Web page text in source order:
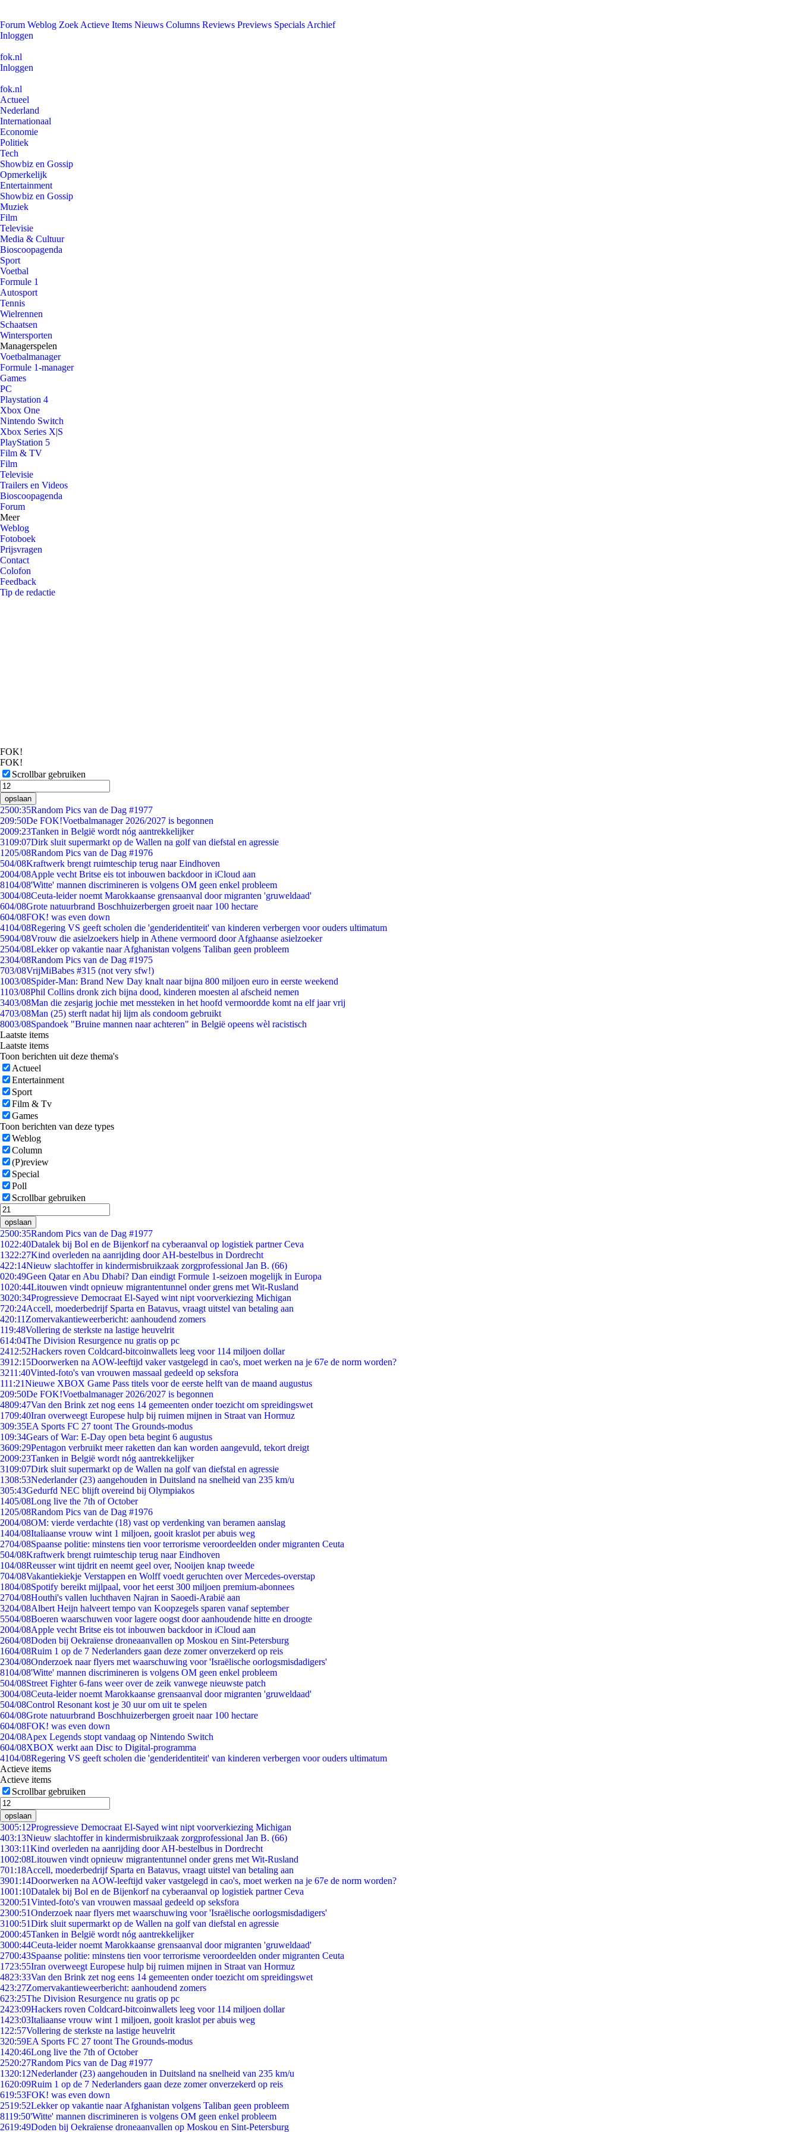
Forum Weblog Zoek Actieve Items Nieuws Columns Reviews Previews Specials Archief
Inloggen
fok.nl
Inloggen
fok.nl
Actueel
Nederland
Internationaal
Economie
Politiek
Tech
Showbiz en Gossip
Opmerkelijk
Entertainment
Showbiz en Gossip
Muziek
Film
Televisie
Media & Cultuur
Bioscoopagenda
Sport
Voetbal
Formule 1
Autosport
Tennis
Wielrennen
Schaatsen
Wintersporten
Managerspelen
Voetbalmanager
Formule 1-manager
Games
PC
Playstation 4
Xbox One
Nintendo Switch
Xbox Series X|S
PlayStation 5
Film & TV
Film
Televisie
Trailers en Videos
Bioscoopagenda
Forum
Meer
Weblog
Fotoboek
Prijsvragen
Contact
Colofon
Feedback
Tip de redactie
FOK!
FOK!
Scrollbar gebruiken
opslaan
2500:35Random Pics van de Dag #1977
209:50De FOK!Voetbalmanager 2026/2027 is begonnen
2009:23Tanken in België wordt nóg aantrekkelijker
3109:07Dirk sluit supermarkt op de Wallen na golf van diefstal en agressie
1205/08Random Pics van de Dag #1976
504/08Kraftwerk brengt ruimteschip terug naar Eindhoven
2004/08Apple vecht Britse eis tot inbouwen backdoor in iCloud aan
8104/08'Witte' mannen discrimineren is volgens OM geen enkel probleem
3004/08Ceuta-leider noemt Marokkaanse grensaanval door migranten 'gruweldaad'
604/08Grote natuurbrand Boschhuizerbergen groeit naar 100 hectare
604/08FOK! was even down
4104/08Regering VS geeft scholen die 'genderidentiteit' van kinderen verbergen voor ouders ultimatum
5904/08Vrouw die asielzoekers hielp in Athene vermoord door Afghaanse asielzoeker
2504/08Lekker op vakantie naar Afghanistan volgens Taliban geen probleem
2304/08Random Pics van de Dag #1975
703/08VrijMiBabes #315 (not very sfw!)
1003/08Spider-Man: Brand New Day knalt naar bijna 800 miljoen euro in eerste weekend
1103/08Phil Collins dronk zich bijna dood, kinderen moesten al afscheid nemen
3403/08Man die zesjarig jochie met messteken in het hoofd vermoordde komt na elf jaar vrij
4703/08Man (25) sterft nadat hij lijm als condoom gebruikt
8003/08Spandoek "Bruine mannen naar achteren" in België opeens wèl racistisch
Laatste items
Laatste items
Toon berichten uit deze thema's
Actueel
Entertainment
Sport
Film & Tv
Games
Toon berichten van deze types
Weblog
Column
(P)review
Special
Poll
Scrollbar gebruiken
opslaan
2500:35Random Pics van de Dag #1977
1022:40Datalek bij Bol en de Bijenkorf na cyberaanval op logistiek partner Ceva
1322:27Kind overleden na aanrijding door AH-bestelbus in Dordrecht
422:14Nieuw slachtoffer in kindermisbruikzaak zorgprofessional Jan B. (66)
020:49Geen Qatar en Abu Dhabi? Dan eindigt Formule 1-seizoen mogelijk in Europa
1020:44Litouwen vindt opnieuw migrantentunnel onder grens met Wit-Rusland
3020:34Progressieve Democraat El-Sayed wint nipt voorverkiezing Michigan
720:24Accell, moederbedrijf Sparta en Batavus, vraagt uitstel van betaling aan
420:11 Zomervakantieweerbericht: aanhoudend zomers
119:48Vollering de sterkste na lastige heuvelrit
614:04The Division Resurgence nu gratis op pc
2412:52Hackers roven Coldcard-bitcoinwallets leeg voor 114 miljoen dollar
3912:15Doorwerken na AOW-leeftijd vaker vastgelegd in cao's, moet werken na je 67e de norm worden?
3211:40Vinted-foto's van vrouwen massaal gedeeld op seksfora
111:21Nieuwe XBOX Game Pass titels voor de eerste helft van de maand augustus
209:50De FOK!Voetbalmanager 2026/2027 is begonnen
4809:47Van den Brink zet nog eens 14 gemeenten onder toezicht om spreidingswet
1709:40Iran overweegt Europese hulp bij ruimen mijnen in Straat van Hormuz
309:35EA Sports FC 27 toont The Grounds-modus
109:34Gears of War: E-Day open beta begint 6 augustus
3609:29Pentagon verbruikt meer raketten dan kan worden aangevuld, tekort dreigt
2009:23Tanken in België wordt nóg aantrekkelijker
3109:07Dirk sluit supermarkt op de Wallen na golf van diefstal en agressie
1308:53Nederlander (23) aangehouden in Duitsland na snelheid van 235 km/u
305:43Gedurfd NEC blijft overeind bij Olympiakos
1405/08Long live the 7th of October
1205/08Random Pics van de Dag #1976
2004/08OM: vierde verdachte (18) vast op verdenking van beramen aanslag
1404/08Italiaanse vrouw wint 1 miljoen, gooit kraslot per abuis weg
2704/08Spaanse politie: minstens tien voor terrorisme veroordeelden onder migranten Ceuta
504/08Kraftwerk brengt ruimteschip terug naar Eindhoven
104/08Reusser wint tijdrit en neemt geel over, Nooijen knap tweede
704/08Vakantiekiekje Verstappen en Wolff voedt geruchten over Mercedes-overstap
1804/08Spotify bereikt mijlpaal, voor het eerst 300 miljoen premium-abonnees
2704/08Houthi's vallen luchthaven Najran in Saoedi-Arabië aan
3204/08Albert Heijn halveert tempo van Koopzegels sparen vanaf september
5504/08Boeren waarschuwen voor lagere oogst door aanhoudende hitte en droogte
2004/08Apple vecht Britse eis tot inbouwen backdoor in iCloud aan
2604/08Doden bij Oekraïense droneaanvallen op Moskou en Sint-Petersburg
1604/08Ruim 1 op de 7 Nederlanders gaan deze zomer onverzekerd op reis
2304/08Onderzoek naar flyers met waarschuwing voor 'Israëlische oorlogsmisdadigers'
8104/08'Witte' mannen discrimineren is volgens OM geen enkel probleem
504/08Street Fighter 6-fans weer over de zeik vanwege nieuwste patch
3004/08Ceuta-leider noemt Marokkaanse grensaanval door migranten 'gruweldaad'
504/08Control Resonant kost je 30 uur om uit te spelen
604/08Grote natuurbrand Boschhuizerbergen groeit naar 100 hectare
604/08FOK! was even down
204/08Apex Legends stopt vandaag op Nintendo Switch
604/08XBOX werkt aan Disc to Digital-programma
4104/08Regering VS geeft scholen die 'genderidentiteit' van kinderen verbergen voor ouders ultimatum
Actieve items
Actieve items
Scrollbar gebruiken
opslaan
3005:12Progressieve Democraat El-Sayed wint nipt voorverkiezing Michigan
403:13Nieuw slachtoffer in kindermisbruikzaak zorgprofessional Jan B. (66)
1303:11Kind overleden na aanrijding door AH-bestelbus in Dordrecht
1002:08Litouwen vindt opnieuw migrantentunnel onder grens met Wit-Rusland
701:18Accell, moederbedrijf Sparta en Batavus, vraagt uitstel van betaling aan
3901:14Doorwerken na AOW-leeftijd vaker vastgelegd in cao's, moet werken na je 67e de norm worden?
1001:10Datalek bij Bol en de Bijenkorf na cyberaanval op logistiek partner Ceva
3200:51Vinted-foto's van vrouwen massaal gedeeld op seksfora
2300:51Onderzoek naar flyers met waarschuwing voor 'Israëlische oorlogsmisdadigers'
3100:51Dirk sluit supermarkt op de Wallen na golf van diefstal en agressie
2000:45Tanken in België wordt nóg aantrekkelijker
3000:44Ceuta-leider noemt Marokkaanse grensaanval door migranten 'gruweldaad'
2700:43Spaanse politie: minstens tien voor terrorisme veroordeelden onder migranten Ceuta
1723:55Iran overweegt Europese hulp bij ruimen mijnen in Straat van Hormuz
4823:33Van den Brink zet nog eens 14 gemeenten onder toezicht om spreidingswet
423:27Zomervakantieweerbericht: aanhoudend zomers
623:25The Division Resurgence nu gratis op pc
2423:09Hackers roven Coldcard-bitcoinwallets leeg voor 114 miljoen dollar
1423:03Italiaanse vrouw wint 1 miljoen, gooit kraslot per abuis weg
1 22:57Vollering de sterkste na lastige heuvelrit
320:59EA Sports FC 27 toont The Grounds-modus
1420:46Long live the 7th of October
2520:27Random Pics van de Dag #1977
1320:12Nederlander (23) aangehouden in Duitsland na snelheid van 235 km/u
1620:09Ruim 1 op de 7 Nederlanders gaan deze zomer onverzekerd op reis
619:53FOK! was even down
2519:52Lekker op vakantie naar Afghanistan volgens Taliban geen probleem
8119:50'Witte' mannen discrimineren is volgens OM geen enkel probleem
2619:49Doden bij Oekraïense droneaanvallen op Moskou en Sint-Petersburg